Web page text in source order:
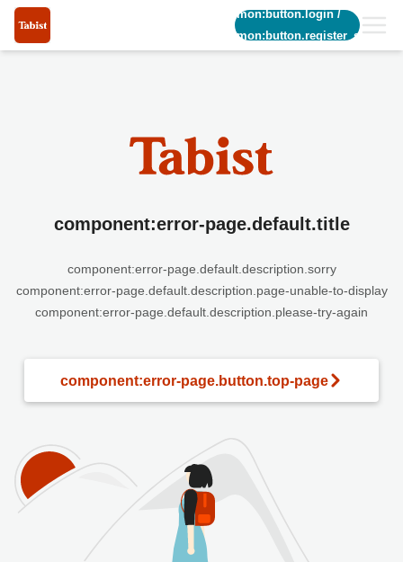
common:button.login/
common:button.register_short
component:error-page.default.title
component:error-page.default.description.sorry
component:error-page.default.description.page-unable-to-display
component:error-page.default.description.please-try-again
component:error-page.button.top-page